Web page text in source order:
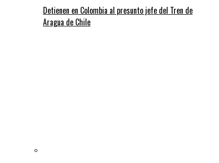
Detienen en Colombia al presunto jefe del Tren de
Aragua de Chile